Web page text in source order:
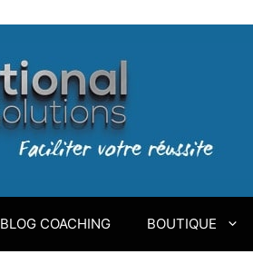
BLOG COACHING BOUTIQUE